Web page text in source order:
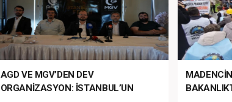
AGD VE MGV’DEN DEV
ORGANİZASYON: İSTANBUL’UN